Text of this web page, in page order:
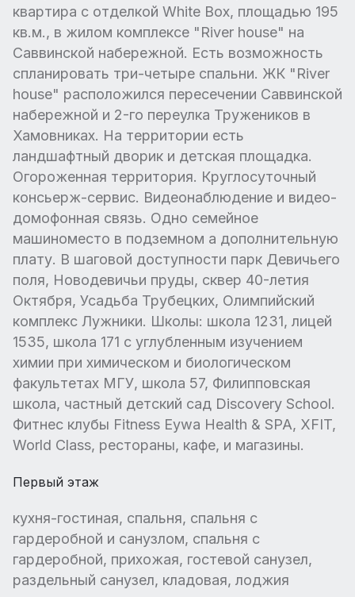
квартира с отделкой White Box, площадью 195
кв.м., в жилом комплексе "River house" на
Саввинской набережной. Есть возможность
спланировать три-четыре спальни. ЖК "River
house" расположился пересечении Саввинской
набережной и 2-го переулка Тружеников в
Хамовниках. На территории есть
ландшафтный дворик и детская площадка.
Огороженная территория. Круглосуточный
консьерж-сервис. Видеонаблюдение и видео-
домофонная связь. Одно семейное
машиноместо в подземном а дополнительную
плату. В шаговой доступности парк Девичьего
поля, Новодевичьи пруды, сквер 40-летия
Октября, Усадьба Трубецких, Олимпийский
комплекс Лужники. Школы: школа 1231, лицей
1535, школа 171 с углубленным изучением
химии при химическом и биологическом
факультетах МГУ, школа 57, Филипповская
школа, частный детский сад Discovery School.
Фитнес клубы Fitness Eywa Health & SPA, XFIT,
World Class, рестораны, кафе, и магазины.
Первый этаж
кухня-гостиная, спальня, спальня с
гардеробной и санузлом, спальня с
гардеробной, прихожая, гостевой санузел,
раздельный санузел, кладовая, лоджия